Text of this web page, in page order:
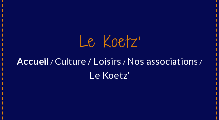
Le Koetz'
Accueil / Culture / Loisirs / Nos associations /
Le Koetz'